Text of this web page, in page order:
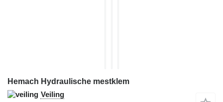
Hemach Hydraulische mestklem
Veiling